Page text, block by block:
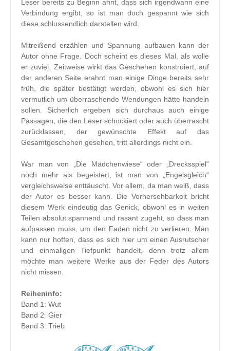
Leser bereits zu Beginn ahnt, dass sich irgendwann eine
Verbindung ergibt, so ist man doch gespannt wie sich
diese schlussendlich darstellen wird.
Mitreißend erzählen und Spannung aufbauen kann der
Autor ohne Frage. Doch scheint es dieses Mal, als wolle
er zuviel. Zeitweise wirkt das Geschehen konstruiert, auf
der anderen Seite erahnt man einige Dinge bereits sehr
früh, die später bestätigt werden, obwohl es sich hier
vermutlich um überraschende Wendungen hätte handeln
sollen. Sicherlich ergeben sich durchaus auch einige
Passagen, die den Leser schockiert oder auch überrascht
zurücklassen, der gewünschte Effekt auf das
Gesamtgeschehen gesehen, tritt allerdings nicht ein.
War man von „Die Mädchenwiese“ oder „Drecksspiel“
noch mehr als begeistert, ist man von „Engelsgleich“
vergleichsweise enttäuscht. Vor allem, da man weiß, dass
der Autor es besser kann. Die Vorhersehbarkeit bricht
diesem Werk eindeutig das Genick, obwohl es in weiten
Teilen absolut spannend und rasant zugeht, so dass man
aufpassen muss, um den Faden nicht zu verlieren. Man
kann nur hoffen, dass es sich hier um einen Ausrutscher
und einmaligen Tiefpunkt handelt, denn trotz allem
möchte man weitere Werke aus der Feder des Autors
nicht missen.
Reiheninfo:
Band 1: Wut
Band 2: Gier
Band 3: Trieb